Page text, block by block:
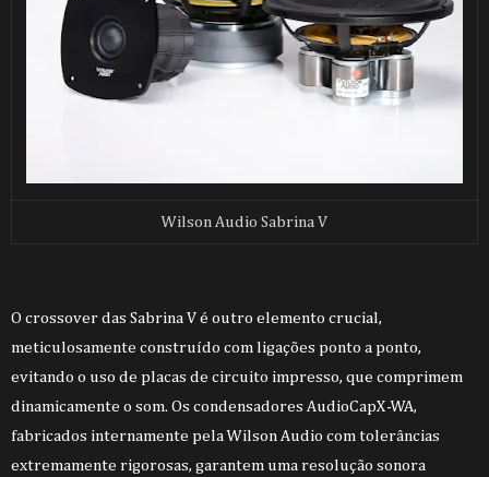
Wilson Audio Sabrina V
O crossover das Sabrina V é outro elemento crucial,
meticulosamente construído com ligações ponto a ponto,
evitando o uso de placas de circuito impresso, que comprimem
dinamicamente o som. Os condensadores AudioCapX-WA,
fabricados internamente pela Wilson Audio com tolerâncias
extremamente rigorosas, garantem uma resolução sonora